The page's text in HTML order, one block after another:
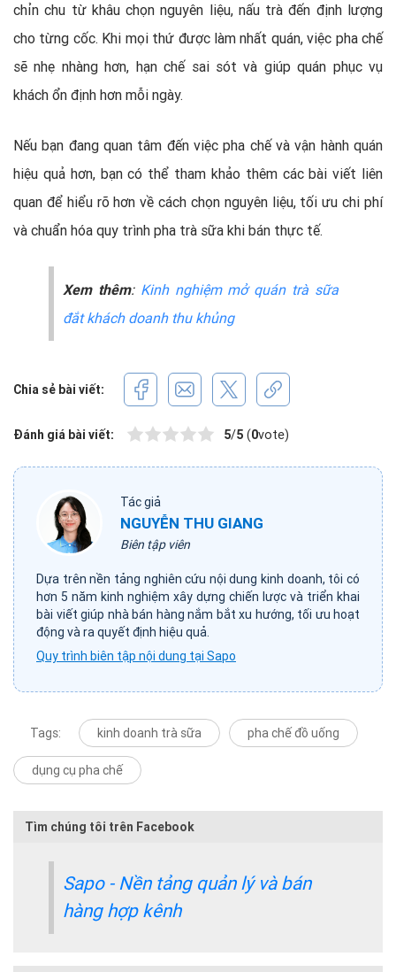
chỉn chu từ khâu chọn nguyên liệu, nấu trà đến định lượng
cho từng cốc. Khi mọi thứ được làm nhất quán, việc pha chế
sẽ nhẹ nhàng hơn, hạn chế sai sót và giúp quán phục vụ
khách ổn định hơn mỗi ngày.
Nếu bạn đang quan tâm đến việc pha chế và vận hành quán
hiệu quả hơn, bạn có thể tham khảo thêm các bài viết liên
quan để hiểu rõ hơn về cách chọn nguyên liệu, tối ưu chi phí
và chuẩn hóa quy trình pha trà sữa khi bán thực tế.
Xem thêm: Kinh nghiệm mở quán trà sữa
đắt khách doanh thu khủng
Chia sẻ bài viết:
Đánh giá bài viết: 5/5 (0vote)
Tác giả
NGUYỄN THU GIANG
Biên tập viên
Dựa trên nền tảng nghiên cứu nội dung kinh doanh, tôi có
hơn 5 năm kinh nghiệm xây dựng chiến lược và triển khai
bài viết giúp nhà bán hàng nắm bắt xu hướng, tối ưu hoạt
động và ra quyết định hiệu quả.
Quy trình biên tập nội dung tại Sapo
Tags: kinh doanh trà sữa pha chế đồ uống
dụng cụ pha chế
Tìm chúng tôi trên Facebook
Sapo - Nền tảng quản lý và bán
hàng hợp kênh